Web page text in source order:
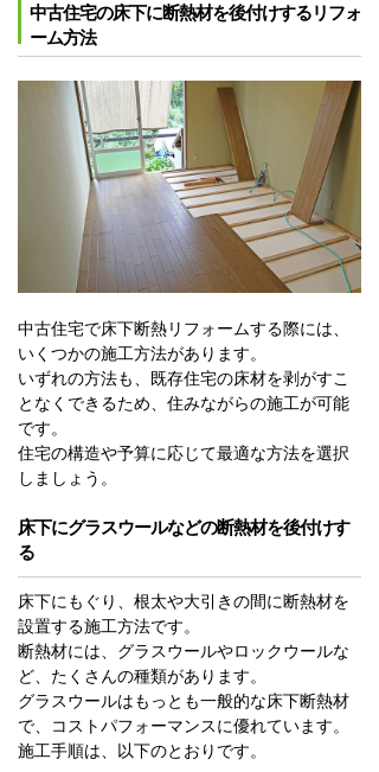
中古住宅の床下に断熱材を後付けするリフォ
ーム方法
中古住宅で床下断熱リフォームする際には、
いくつかの施工方法があります。
いずれの方法も、既存住宅の床材を剥がすこ
となくできるため、住みながらの施工が可能
です。
住宅の構造や予算に応じて最適な方法を選択
しましょう。
床下にグラスウールなどの断熱材を後付けす
る
床下にもぐり、根太や大引きの間に断熱材を
設置する施工方法です。
断熱材には、グラスウールやロックウールな
ど、たくさんの種類があります。
グラスウールはもっとも一般的な床下断熱材
で、コストパフォーマンスに優れています。
施工手順は、以下のとおりです。